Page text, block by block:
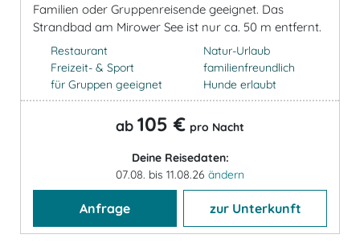
Familien oder Gruppenreisende geeignet. Das
Strandbad am Mirower See ist nur ca. 50 m entfernt.
Restaurant
Freizeit- & Sport
für Gruppen geeignet
Natur-Urlaub
familienfreundlich
Hunde erlaubt
ab 105 € pro Nacht
Deine Reisedaten:
07.08. bis 11.08.26 ändern
Anfrage zur Unterkunft